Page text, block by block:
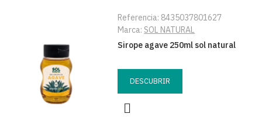
Referencia: 8435037801627
Marca: SOL NATURAL
Sirope agave 250ml sol natural
DESCUBRIR